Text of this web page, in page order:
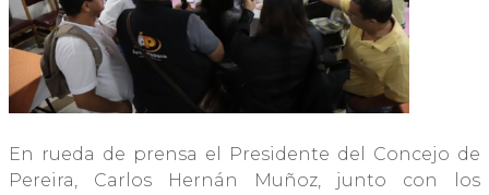
En rueda de prensa el Presidente del Concejo de
Pereira, Carlos Hernán Muñoz, junto con los